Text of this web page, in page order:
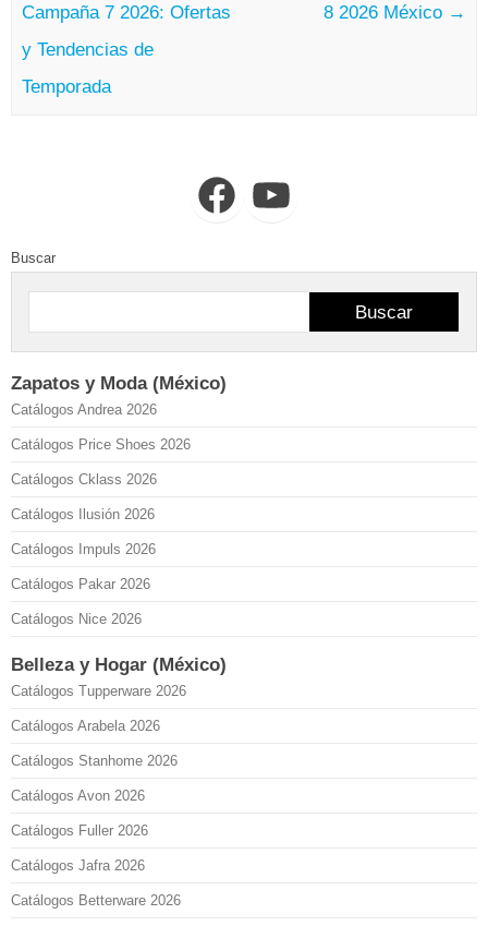
Campaña 7 2026: Ofertas
y Tendencias de
Temporada
8 2026 México →
FacebookYouTube
Buscar
Buscar
Zapatos y Moda (México)
Catálogos Andrea 2026
Catálogos Price Shoes 2026
Catálogos Cklass 2026
Catálogos Ilusión 2026
Catálogos Impuls 2026
Catálogos Pakar 2026
Catálogos Nice 2026
Belleza y Hogar (México)
Catálogos Tupperware 2026
Catálogos Arabela 2026
Catálogos Stanhome 2026
Catálogos Avon 2026
Catálogos Fuller 2026
Catálogos Jafra 2026
Catálogos Betterware 2026